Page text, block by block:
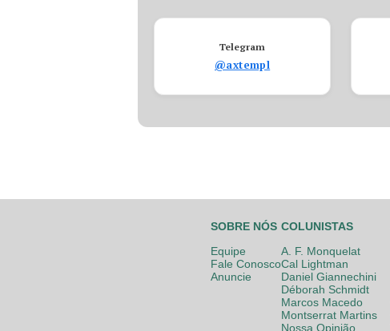
Telegram
@axtempl
SOBRE NÓS
Equipe
Fale Conosco
Anuncie
COLUNISTAS
A. F. Monquelat
Cal Lightman
Daniel Giannechini
Déborah Schmidt
Marcos Macedo
Montserrat Martins
Nossa Opinião